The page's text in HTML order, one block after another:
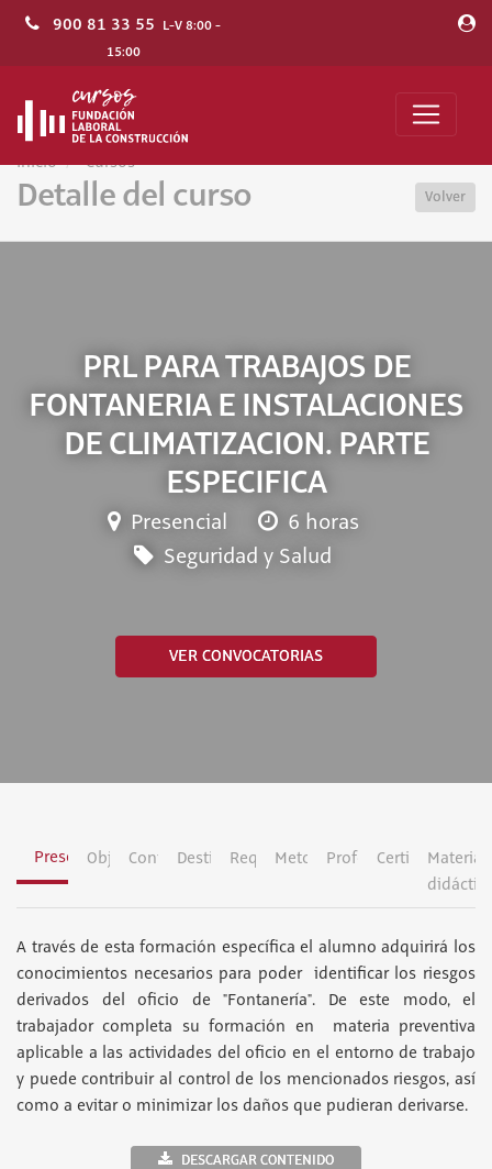
900 81 33 55 L-V 8:00 -
15:00
Inicio Cursos
Detalle del curso Volver
PRL PARA TRABAJOS DE
FONTANERIA E INSTALACIONES
DE CLIMATIZACION. PARTE
ESPECIFICA
Presencial
6 horas
Seguridad y Salud
VER CONVOCATORIAS
Presentación
ObjetivosContenidosDestinatariosRequisitosMetodologíaProfesoradoCertificación
Material
A través de esta formación específica el alumno adquirirá los
conocimientos necesarios para poder identificar los riesgos
derivados del oficio de "Fontanería". De este modo, el
trabajador completa su formación en materia preventiva
aplicable a las actividades del oficio en el entorno de trabajo
y puede contribuir al control de los mencionados riesgos, así
como a evitar o minimizar los daños que pudieran derivarse.
DESCARGAR CONTENIDO